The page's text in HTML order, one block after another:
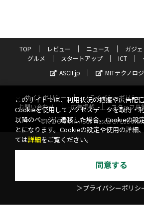
TOP レビュー ニュース ガジ
グルメ
スタートアップ ICT
ASCII.jp
MITテクノロ
サイトポリシー プライバシーポリシー
お問い合わせ
広告掲載 スタッフ募
©KADOKAWA ASCII Research
このサイトでは、利用状況の把握や広告配
Cookieを使用してアクセスデータを取得・
以降のページに遷移した場合、Cookieの設
とになります。Cookieの設定や使用の詳細
ては詳細 をご覧ください。
同意する
＞プライバシーポリシ